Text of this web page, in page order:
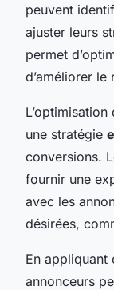
peuvent
ajuster leurs
permet
d’améliorer le
une stratégie
conversions.
fournir une
avec les
désirées,
En appliquant
annonceurs